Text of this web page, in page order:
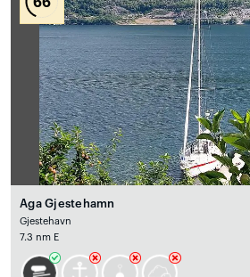
Aga Gjestehamn
Gjestehavn
7.3 nm E